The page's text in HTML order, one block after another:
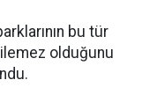
bu tür
olduğunu